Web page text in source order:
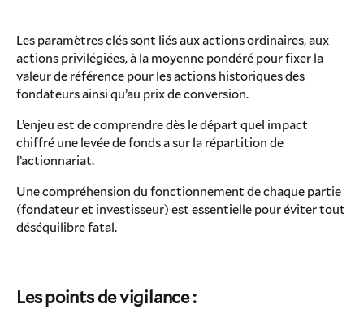
Les paramètres clés sont liés aux actions ordinaires, aux
actions privilégiées, à la moyenne pondéré pour fixer la
valeur de référence pour les actions historiques des
fondateurs ainsi qu’au prix de conversion.
L’enjeu est de comprendre dès le départ quel impact
chiffré une levée de fonds a sur la répartition de
l’actionnariat.
Une compréhension du fonctionnement de chaque partie
(fondateur et investisseur) est essentielle pour éviter tout
déséquilibre fatal.
Les points de vigilance :